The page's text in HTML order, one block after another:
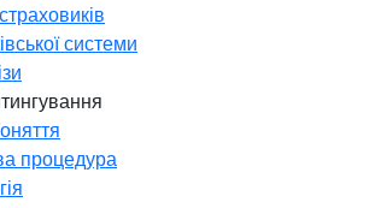
системи
процедура